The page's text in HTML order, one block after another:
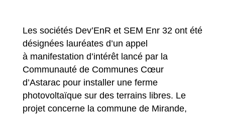
Les sociétés Dev’EnR et SEM Enr 32 ont été
désignées lauréates d’un appel
à manifestation d’intérêt lancé par la
Communauté de Communes Cœur
d’Astarac pour installer une ferme
photovoltaïque sur des terrains libres. Le
projet concerne la commune de Mirande,